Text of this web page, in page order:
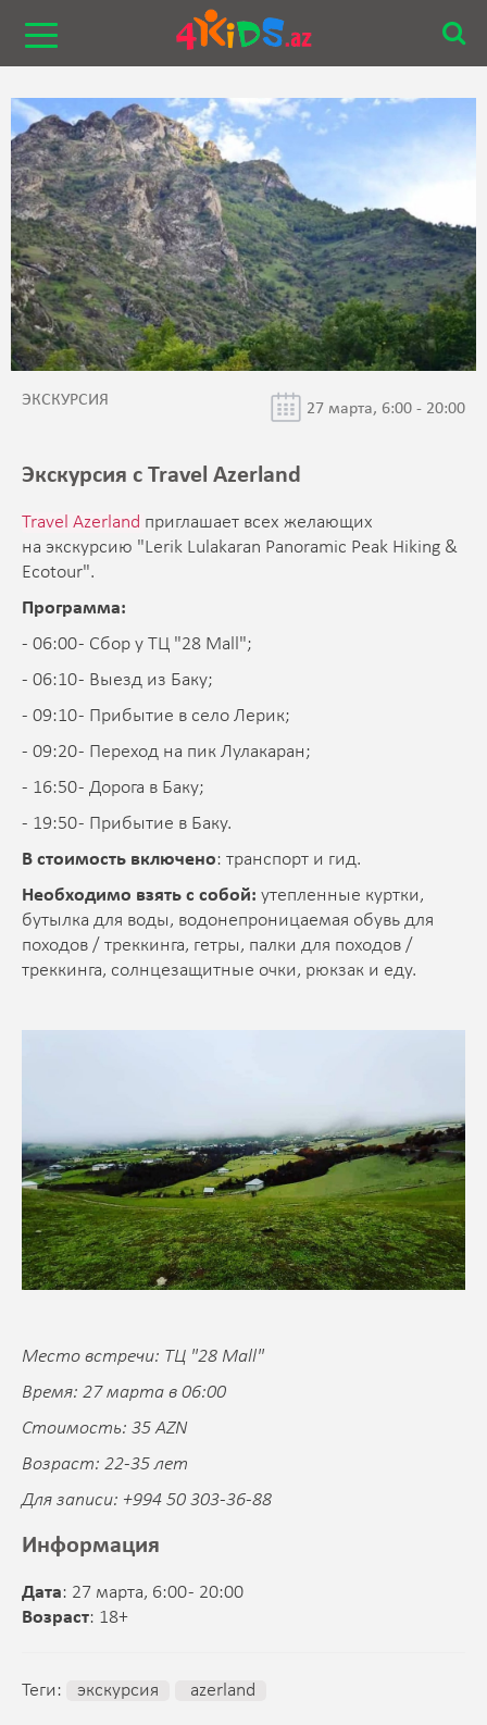
ЭКСКУРСИЯ 27 марта, 6:00 - 20:00
Экскурсия с Travel Azerland
Travel Azerland приглашает всех желающих
на экскурсию "Lerik Lulakaran Panoramic Peak Hiking &
Ecotour".
Программа:
- 06:00 - Сбор у ТЦ "28 Mall";
- 06:10 - Выезд из Баку;
- 09:10 - Прибытие в село Лерик;
- 09:20 - Переход на пик Лулакаран;
- 16:50 - Дорога в Баку;
- 19:50 - Прибытие в Баку.
В стоимость включено: транспорт и гид.
Необходимо взять с собой: утепленные куртки,
бутылка для воды, водонепроницаемая обувь для
походов / треккинга, гетры, палки для походов /
треккинга, солнцезащитные очки, рюкзак и еду.
Место встречи: ТЦ "28 Mall"
Время: 27 марта в 06:00
Стоимость: 35 AZN
Возраст: 22-35 лет
Для записи: +994 50 303-36-88
Информация
Дата: 27 марта, 6:00 - 20:00
Возраст: 18+
Теги: экскурсия azerland